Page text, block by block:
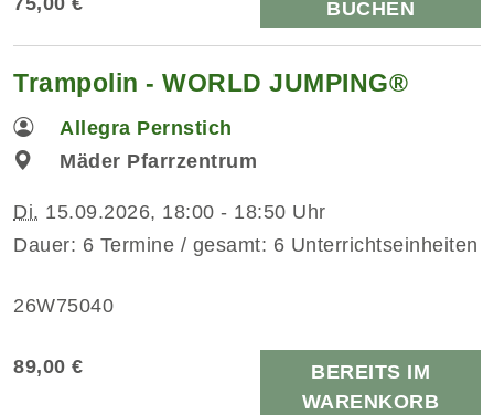
BUCHEN
Trampolin - WORLD JUMPING®
Allegra Pernstich
Mäder Pfarrzentrum
Di. 15.09.2026, 18:00 - 18:50 Uhr
Dauer: 6 Termine / gesamt: 6 Unterrichtseinheiten
26W75040
89,00 €
BEREITS IM
WARENKORB